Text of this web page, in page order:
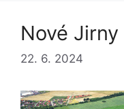
Nové
22. 6. 2024